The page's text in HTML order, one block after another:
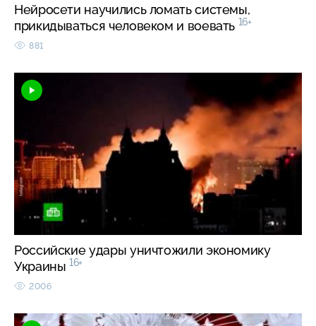
Нейросети научились ломать системы,
прикидываться человеком и воевать 16+
881
Российские удары уничтожили экономику
Украины 16+
2006